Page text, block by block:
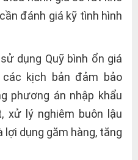
đánh giá kỹ tình hình
dụng Quỹ bình ổn giá
kịch bản đảm bảo
phương án nhập khẩu
xử lý nghiêm buôn lậu
lợi dụng găm hàng, tăng